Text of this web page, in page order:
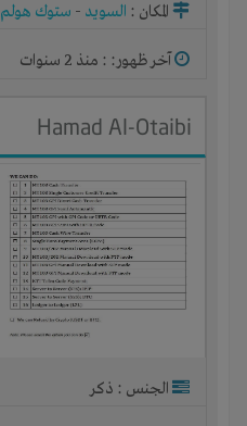
المكان : السويد - ستوك هولم
آخر ظهور: : منذ 2 سنوات
Hamad Al-Otaibi
الجنس : ذكر